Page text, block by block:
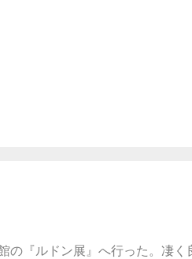
の『ルドン展』へ行った。凄